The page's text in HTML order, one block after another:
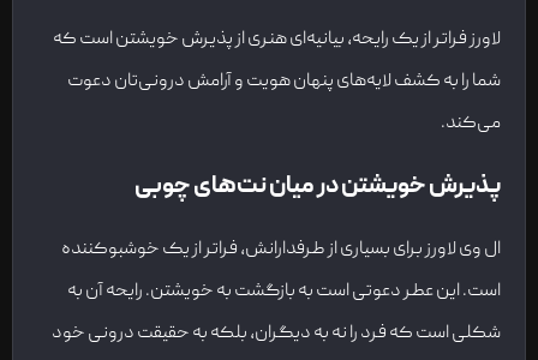
لاورز فراتر از یک رایحه، بیانیه‌ای هنری از پذیرش خویشتن است که
شما را به کشف لایه‌های پنهان هویت و آرامش درونی‌تان دعوت
می‌کند.
پذیرش خویشتن در میان نت‌های چوبی
ال وی لاورز برای بسیاری از طرفدارانش، فراتر از یک خوشبوکننده
است. این عطر دعوتی است به بازگشت به خویشتن. رایحه آن به
شکلی است که فرد را نه به دیگران، بلکه به حقیقت درونی خود